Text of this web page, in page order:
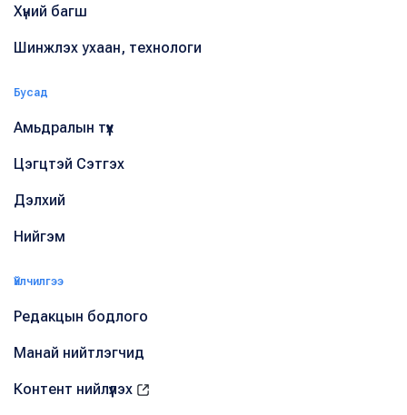
Хүний багш
Шинжлэх ухаан, технологи
Бусад
Амьдралын түүх
Цэгцтэй Сэтгэх
Дэлхий
Нийгэм
Үйлчилгээ
Редакцын бодлого
Манай нийтлэгчид
Контент нийлүүлэх